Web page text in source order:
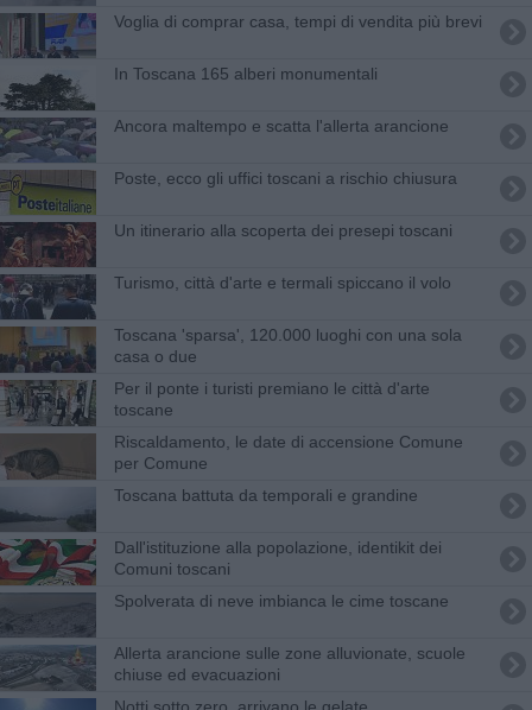
Voglia di comprar casa, tempi di vendita più brevi
In Toscana 165 alberi monumentali
Ancora maltempo e scatta l'allerta arancione
Poste, ecco gli uffici toscani a rischio chiusura
Un itinerario alla scoperta dei presepi toscani
Turismo, città d'arte e termali spiccano il volo
Toscana 'sparsa', 120.000 luoghi con una sola
casa o due
Per il ponte i turisti premiano le città d'arte
toscane
Riscaldamento, le date di accensione Comune
per Comune
Toscana battuta da temporali e grandine
Dall'istituzione alla popolazione, identikit dei
Comuni toscani
Spolverata di neve imbianca le cime toscane
Allerta arancione sulle zone alluvionate, scuole
chiuse ed evacuazioni
Notti sotto zero, arrivano le gelate